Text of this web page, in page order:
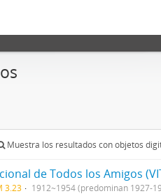
Muestra los resultados con objetos
de Todos los Amigos
3.23 1912~1954 (predominan 1927-